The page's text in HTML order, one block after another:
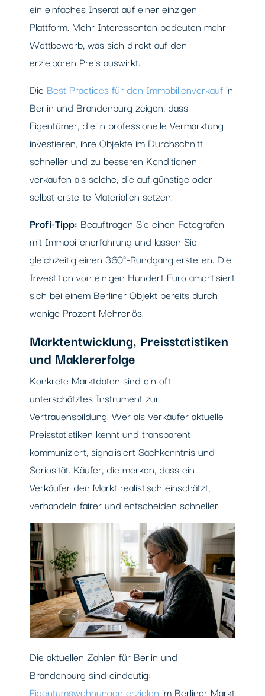
ein einfaches Inserat auf einer einzigen
Plattform. Mehr Interessenten bedeuten mehr
Wettbewerb, was sich direkt auf den
erzielbaren Preis auswirkt.
Die Best Practices für den Immobilienverkauf in
Berlin und Brandenburg zeigen, dass
Eigentümer, die in professionelle Vermarktung
investieren, ihre Objekte im Durchschnitt
schneller und zu besseren Konditionen
verkaufen als solche, die auf günstige oder
selbst erstellte Materialien setzen.
Profi-Tipp: Beauftragen Sie einen Fotografen
mit Immobilienerfahrung und lassen Sie
gleichzeitig einen 360°-Rundgang erstellen. Die
Investition von einigen Hundert Euro amortisiert
sich bei einem Berliner Objekt bereits durch
wenige Prozent Mehrerlös.
Marktentwicklung, Preisstatistiken
und Maklererfolge
Konkrete Marktdaten sind ein oft
unterschätztes Instrument zur
Vertrauensbildung. Wer als Verkäufer aktuelle
Preisstatistiken kennt und transparent
kommuniziert, signalisiert Sachkenntnis und
Seriosität. Käufer, die merken, dass ein
Verkäufer den Markt realistisch einschätzt,
verhandeln fairer und entscheiden schneller.
Die aktuellen Zahlen für Berlin und
Brandenburg sind eindeutig:
Eigentumswohnungen erzielen im Berliner Markt